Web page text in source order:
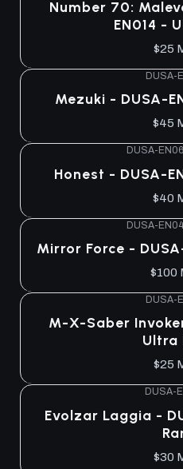
Number 70:
EN014 -
$25
DUSA-
Mezuki - DUSA-
$45
DUSA-
Honest - DUSA-
$40
DUSA-
Mirror Force -
$100
DUSA-
M-X-Saber
Ultra
$25
DUSA-
Evolzar Laggia -
$30